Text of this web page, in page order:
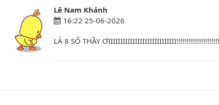
Lê Nam Khánh
16:22 25-06-2026
LÀ 8 SỐ THẦY